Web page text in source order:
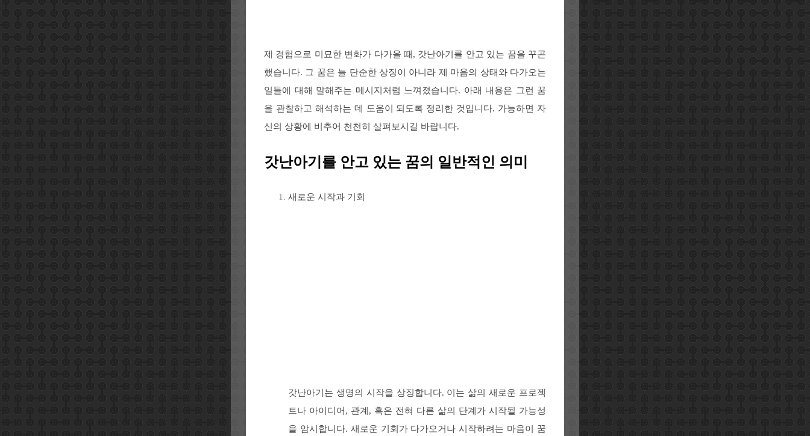
제 경험으로 미묘한 변화가 다가올 때, 갓난아기를 안고 있는 꿈을 꾸곤
했습니다. 그 꿈은 늘 단순한 상징이 아니라 제 마음의 상태와 다가오는
일들에 대해 말해주는 메시지처럼 느껴졌습니다. 아래 내용은 그런 꿈
을 관찰하고 해석하는 데 도움이 되도록 정리한 것입니다. 가능하면 자
신의 상황에 비추어 천천히 살펴보시길 바랍니다.
갓난아기를 안고 있는 꿈의 일반적인 의미
새로운 시작과 기회
갓난아기는 생명의 시작을 상징합니다. 이는 삶의 새로운 프로젝
트나 아이디어, 관계, 혹은 전혀 다른 삶의 단계가 시작될 가능성
을 암시합니다. 새로운 기회가 다가오거나 시작하려는 마음이 꿈